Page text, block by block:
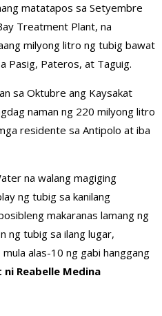
matatapos sa Setyembre
Treatment Plant, na
milyong litro ng tubig bawat
Pasig, Pateros, at Taguig.
sa Oktubre ang Kaysakat
naman ng 220 milyong litro
residente sa Antipolo at iba
na walang magiging
ng tubig sa kanilang
makaranas lamang ng
ng tubig sa ilang lugar,
alas-10 ng gabi hanggang
ni Reabelle Medina